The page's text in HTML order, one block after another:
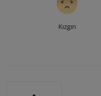
Kızgın